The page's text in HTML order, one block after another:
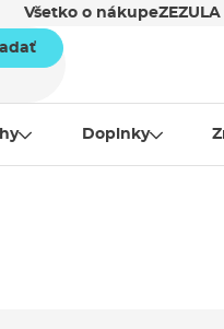
Všetko o nákupe
Doplnky